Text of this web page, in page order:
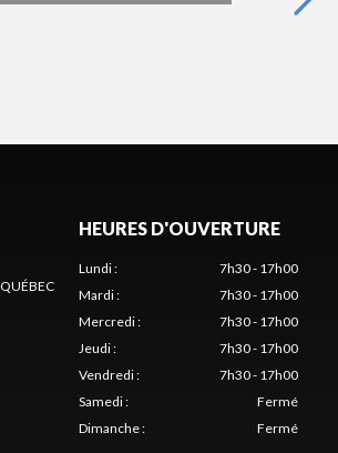
, QUÉBEC
HEURES D'OUVERTURE
Lundi:
7h30 - 17h00
Mardi:
7h30 - 17h00
Mercredi:
7h30 - 17h00
Jeudi:
7h30 - 17h00
Vendredi:
7h30 - 17h00
Samedi:
Fermé
Dimanche: Fermé